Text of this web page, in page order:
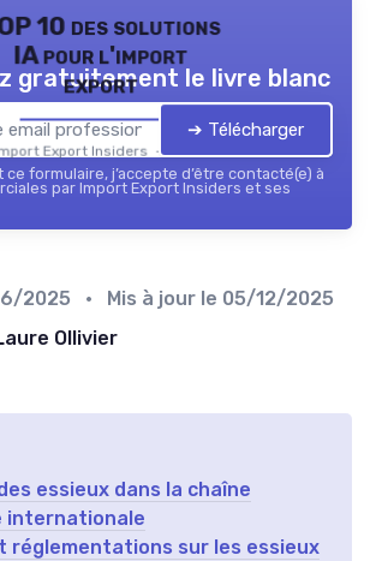
10 des solutions
IA pour l'import
export
Export Insiders — 2026
gratuitement le livre blanc
➔ Télécharger
ce formulaire, j’accepte d’être contacté(e) à
par Import Export Insiders et ses
2025 • Mis à jour le 05/12/2025
Ollivier
essieux dans la chaîne
internationale
réglementations sur les essieux